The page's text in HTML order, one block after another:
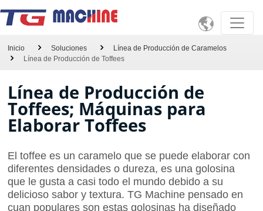

Inicio Soluciones
Línea de Producción de Caramelos
Línea de Producción de Toffees
Línea de Producción de
Toffees; Máquinas para
Elaborar Toffees
El toffee es un caramelo que se puede elaborar con
diferentes densidades o dureza, es una golosina
que le gusta a casi todo el mundo debido a su
delicioso sabor y textura. TG Machine pensado en
cuan populares son estas golosinas ha diseñado